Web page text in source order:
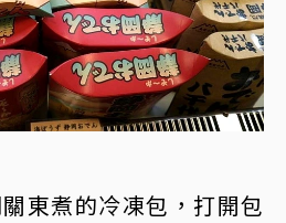
東煮的冷凍包，打開包